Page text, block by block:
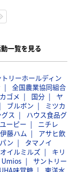
一覧を見る
リーホールディン
全国農業協同組合
カゴメ 国分
ヤ
ブルボン
ミツカ
ス
ハウス食品グ
ーピー
ニチレ
伊藤ハム
アサヒ飲
ン
タマノイ
イルミルズ
キリ
Umios
サントリー
UHA味覚糖
東洋水